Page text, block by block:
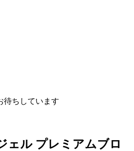
待ちしています
ェル プレミアムブロ